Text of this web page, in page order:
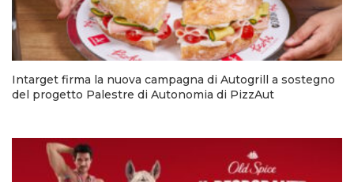
Intarget firma la nuova campagna di Autogrill a sostegno
del progetto Palestre di Autonomia di PizzAut